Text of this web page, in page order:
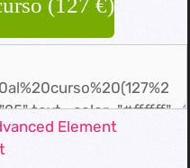
Element